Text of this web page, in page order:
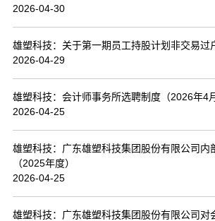
2026-04-30
雄塑科技：关于第一期员工持股计划非交易过
2026-04-29
雄塑科技：会计师事务所选聘制度（2026年4
2026-04-25
雄塑科技：广东雄塑科技集团股份有限公司内
（2025年度）
2026-04-25
雄塑科技：广东雄塑科技集团股份有限公司对